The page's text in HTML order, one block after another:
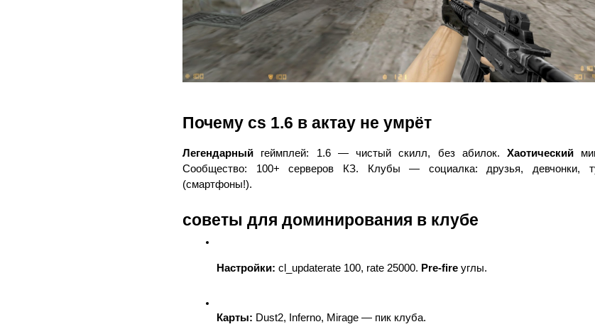
Почему cs 1.6 в актау не умрёт
Легендарный геймплей: 1.6 — чистый скилл, без абилок. Хаотический
Сообщество: 100+ серверов КЗ. Клубы — социалка: друзья, девчонки,
(смартфоны!).
советы для доминирования в клубе
Настройки: cl_updaterate 100, rate 25000. Pre-fire углы.
Карты: Dust2, Inferno, Mirage — пик клуба.